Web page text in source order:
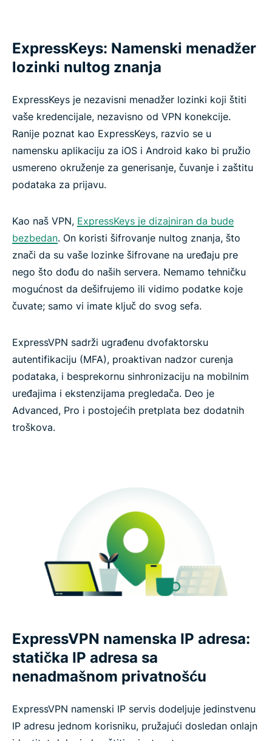
ExpressKeys: Namenski menadžer
lozinki nultog znanja
ExpressKeys je nezavisni menadžer lozinki koji štiti
vaše kredencijale, nezavisno od VPN konekcije.
Ranije poznat kao ExpressKeys, razvio se u
namensku aplikaciju za iOS i Android kako bi pružio
usmereno okruženje za generisanje, čuvanje i zaštitu
podataka za prijavu.
Kao naš VPN, ExpressKeys je dizajniran da bude
bezbedan. On koristi šifrovanje nultog znanja, što
znači da su vaše lozinke šifrovane na uređaju pre
nego što dođu do naših servera. Nemamo tehničku
mogućnost da dešifrujemo ili vidimo podatke koje
čuvate; samo vi imate ključ do svog sefa.
ExpressVPN sadrži ugrađenu dvofaktorsku
autentifikaciju (MFA), proaktivan nadzor curenja
podataka, i besprekornu sinhronizaciju na mobilnim
uređajima i ekstenzijama pregledača. Deo je
Advanced, Pro i postojećih pretplata bez dodatnih
troškova.
ExpressVPN namenska IP adresa:
statička IP adresa sa
nenadmašnom privatnošću
ExpressVPN namenski IP servis dodeljuje jedinstvenu
IP adresu jednom korisniku, pružajući dosledan onlajn